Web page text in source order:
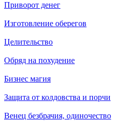
Приворот денег
Изготовление оберегов
Целительство
Обряд на похудение
Бизнес магия
Защита от колдовства и порчи
Венец безбрачия, одиночество